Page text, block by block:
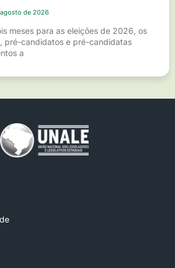
de 2026
meses para as eleições de 2026, os
pré-candidatos e pré-candidatas
a